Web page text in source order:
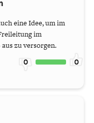
eine Idee, um im
im
zu versorgen.
0 0